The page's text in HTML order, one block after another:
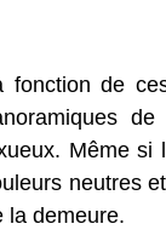
fonction de
Même
neutres
la demeure.